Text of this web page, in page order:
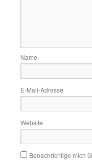
Name
E-Mail-Adresse
Website
Benachrichtige mich